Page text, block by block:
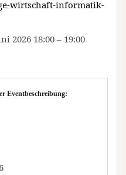
wirtschaft-informatik-
2026 18:00 – 19:00
Eventbeschreibung: